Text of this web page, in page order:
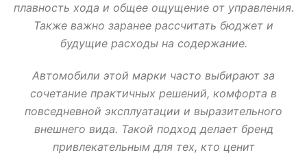
плавность хода и общее ощущение от управления.
Также важно заранее рассчитать бюджет и
будущие расходы на содержание.
Автомобили этой марки часто выбирают за
сочетание практичных решений, комфорта в
повседневной эксплуатации и выразительного
внешнего вида. Такой подход делает бренд
привлекательным для тех, кто ценит